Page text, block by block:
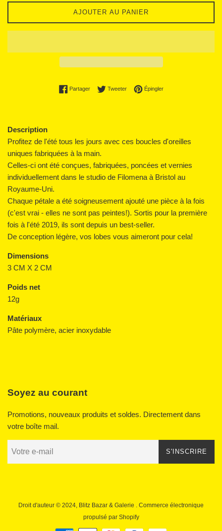
AJOUTER AU PANIER
PartagerPartager sur Facebook
TweeterTweeter sur Twitter
ÉpinglerÉpingler sur Pinterest
Description
Profitez de l'été tous les jours avec ces boucles d'oreilles
uniques fabriquées à la main.
Celles-ci ont été conçues, fabriquées, poncées et vernies
individuellement dans le studio de Filomena à Bristol au
Royaume-Uni.
Chaque pétale a été soigneusement ajouté une pièce à la fois
(c'est vrai - elles ne sont pas peintes!). Sortis pour la première
fois à l'été 2019, ils sont depuis un best-seller.
De conception légère, vos lobes vous aimeront pour cela!
Dimensions
3 CM X 2 CM
Poids net
12g
Matériaux
Pâte polymère, acier inoxydable
Soyez au courant
Promotions, nouveaux produits et soldes. Directement dans
votre boîte mail.
S'INSCRIRE
Droit d'auteur © 2024, Blitz Bazar & Galerie . Commerce électronique
propulsé par Shopify